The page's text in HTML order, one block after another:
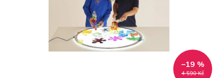
4 590 Kč
–19 %